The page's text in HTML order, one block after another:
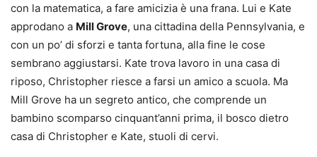
con la matematica, a fare amicizia è una frana. Lui e Kate
approdano a Mill Grove, una cittadina della Pennsylvania, e
con un po’ di sforzi e tanta fortuna, alla fine le cose
sembrano aggiustarsi. Kate trova lavoro in una casa di
riposo, Christopher riesce a farsi un amico a scuola. Ma
Mill Grove ha un segreto antico, che comprende un
bambino scomparso cinquant’anni prima, il bosco dietro
casa di Christopher e Kate, stuoli di cervi.